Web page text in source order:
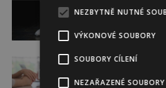
Budou se
Těhotenství
Pomáhá
NEZBYTNĚ NUTNÉ
VÝKONOVÉ SOUBORY
SOUBORY CÍLENÍ
NEZAŘAZENÉ SOUBORY